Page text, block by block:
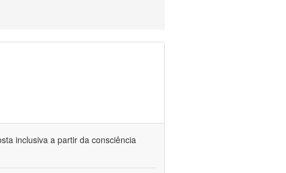
inclusiva a partir da consciência